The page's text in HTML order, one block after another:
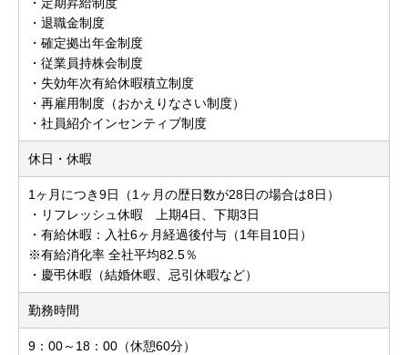
・退職金制度
・確定拠出年金制度
・従業員持株会制度
・失効年次有給休暇積立制度
・再雇用制度（おかえりなさい制度）
・社員紹介インセンティブ制度
休日・休暇
1ヶ月につき9日（1ヶ月の歴日数が28日の場合は8日）
・リフレッシュ休暇 上期4日、下期3日
・有給休暇：入社6ヶ月経過後付与（1年目10日）
※有給消化率 全社平均82.5％
・慶弔休暇（結婚休暇、忌引休暇など）
勤務時間
9：00～18：00（休憩60分）